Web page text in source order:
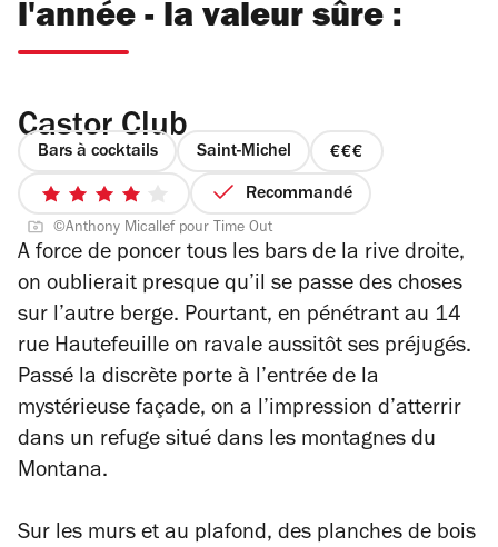
l'année - la valeur sûre :
Castor Club
Bars à cocktails Saint-Michel
prix
3
4
sur
5
étoiles
Recommandé
©Anthony Micallef pour Time Out
A force de poncer tous les bars de la rive droite,
on oublierait presque qu’il se passe des choses
sur l’autre berge. Pourtant, en pénétrant au 14
rue Hautefeuille on ravale aussitôt ses préjugés.
Passé la discrète porte à l’entrée de la
mystérieuse façade, on a l’impression d’atterrir
dans un refuge situé dans les montagnes du
Montana.
Sur les murs et au plafond, des planches de bois